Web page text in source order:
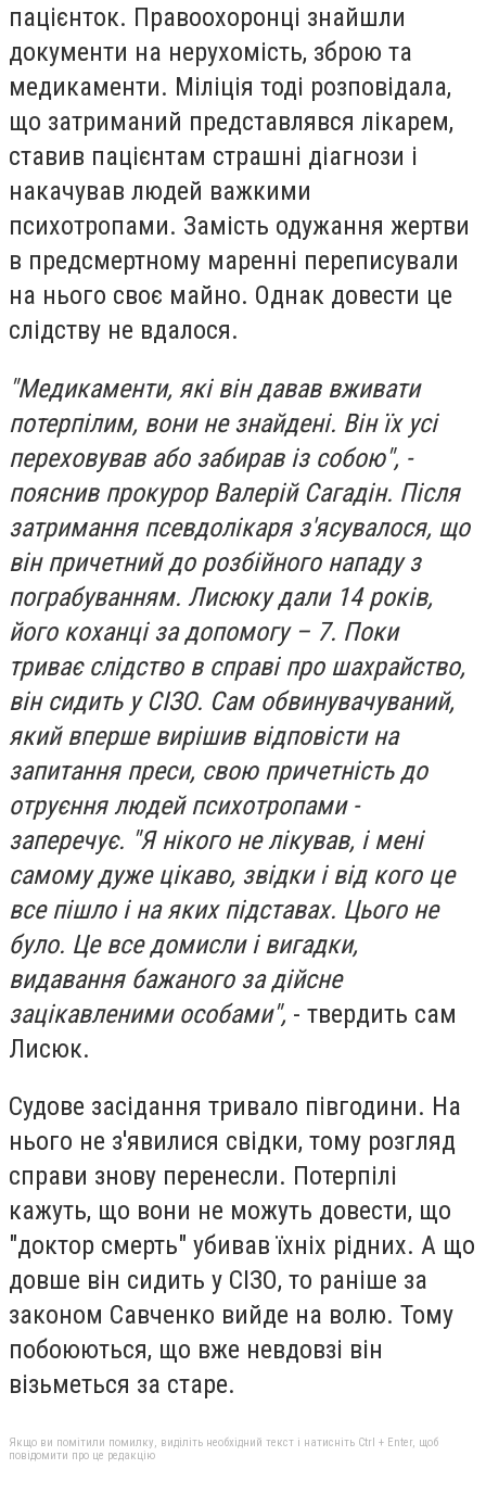
пацієнток. Правоохоронці знайшли
документи на нерухомість, зброю та
медикаменти. Міліція тоді розповідала,
що затриманий представлявся лікарем,
ставив пацієнтам страшні діагнози і
накачував людей важкими
психотропами. Замість одужання жертви
в предсмертному маренні переписували
на нього своє майно. Однак довести це
слідству не вдалося.
"Медикаменти, які він давав вживати
потерпілим, вони не знайдені. Він їх усі
переховував або забирав із собою", -
пояснив прокурор Валерій Сагадін. Після
затримання псевдолікаря з'ясувалося, що
він причетний до розбійного нападу з
пограбуванням. Лисюку дали 14 років,
його коханці за допомогу – 7. Поки
триває слідство в справі про шахрайство,
він сидить у СІЗО. Сам обвинувачуваний,
який вперше вирішив відповісти на
запитання преси, свою причетність до
отруєння людей психотропами -
заперечує. "Я нікого не лікував, і мені
самому дуже цікаво, звідки і від кого це
все пішло і на яких підставах. Цього не
було. Це все домисли і вигадки,
видавання бажаного за дійсне
зацікавленими особами", - твердить сам
Лисюк.
Судове засідання тривало півгодини. На
нього не з'явилися свідки, тому розгляд
справи знову перенесли. Потерпілі
кажуть, що вони не можуть довести, що
"доктор смерть" убивав їхніх рідних. А що
довше він сидить у СІЗО, то раніше за
законом Савченко вийде на волю. Тому
побоюються, що вже невдовзі він
візьметься за старе.
Якщо ви помітили помилку, виділіть необхідний текст і натисніть Ctrl + Enter, щоб
повідомити про це редакцію